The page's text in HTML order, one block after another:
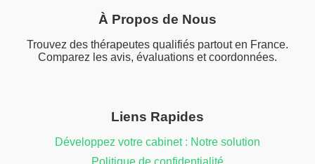
À Propos de Nous
Trouvez des thérapeutes qualifiés partout en France.
Comparez les avis, évaluations et coordonnées.
Liens Rapides
Développez votre cabinet : Notre solution